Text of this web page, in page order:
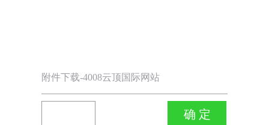
附件下载-4008云顶国际网站